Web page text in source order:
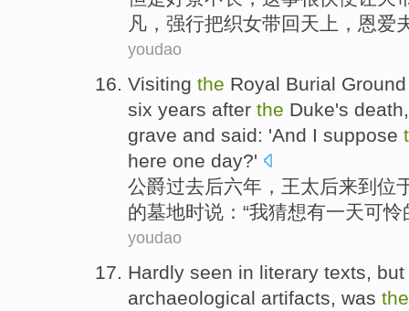
凡，强行把织女带回 天上 ， 恩爱
youdao
Visiting the Royal Burial
six years after the Duke's death
grave and said: 'And I suppose
here one day?'
公爵过去后六年 ，王太后来到位
的墓地时说 ：“我猜想有一天可怜
youdao
Hardly seen in literary texts, but
archaeological artifacts, was the